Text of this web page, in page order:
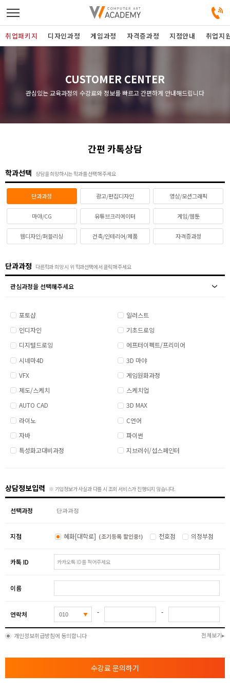
디자인단과과정
게임과정
커뮤니티
취업패키지
취업지원센터
고객상담센터
취업패키지 디자인과정 게임과정 자격증과정 지점안내 취업지
CUSTOMER CENTER
관심있는 교육과정의 수강료와 정보를 빠르고 간편하게 안내해드립니다
간편 카톡상담
학과선택 상담을 희망하시는 학과를 선택해 주세요
단과과정 광고/편집디자인 영상/모션그래픽
마야/CG 유튜브크리에이터 게임/웹툰
웹디자인/퍼블리싱 건축/인테리어/제품 자격증과정
단과과정 다른학과 희망 시 위 학과선택에서 클릭해 주세요
관심과정을 선택해주세요
포토샵
일러스트
인디자인
기초드로잉
디지털드로잉
에프터이펙트/프리미어
시네마4D
3D 마야
VFX
게임원화과정
제도/스케치
스케치업
AUTO CAD
3D MAX
라이노
C언어
자바
파이썬
특성화고대비과정
지브러쉬/섭스페인터
상담정보입력 ※ 기입정보가 사실과 다를 시 조회 서비스가 진행되지 않습니다.
선택과정
지점 혜화[대학로] (조기등록 할인중!) 천호점 의정부점
카톡 ID
이름
연락처 - -
개인정보취급방침에 동의합니다 전체보기
수강료 문의하기